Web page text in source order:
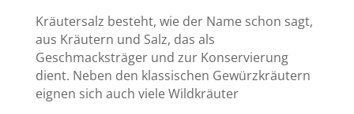
Kräutersalz besteht, wie der Name schon sagt,
aus Kräutern und Salz, das als
Geschmacksträger und zur Konservierung
dient. Neben den klassischen Gewürzkräutern
eignen sich auch viele Wildkräuter